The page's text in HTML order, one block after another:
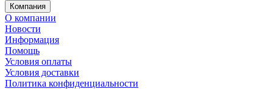
Компания
О компании
Новости
Информация
Помощь
Условия оплаты
Условия доставки
Политика конфиденциальности